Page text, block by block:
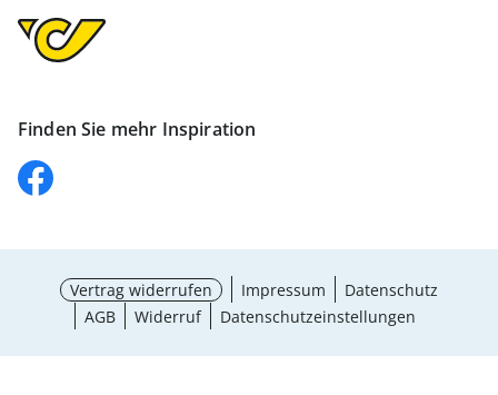
Finden Sie mehr Inspiration
Vertrag widerrufen Impressum
Datenschutz
AGB
Widerruf Datenschutzeinstellungen